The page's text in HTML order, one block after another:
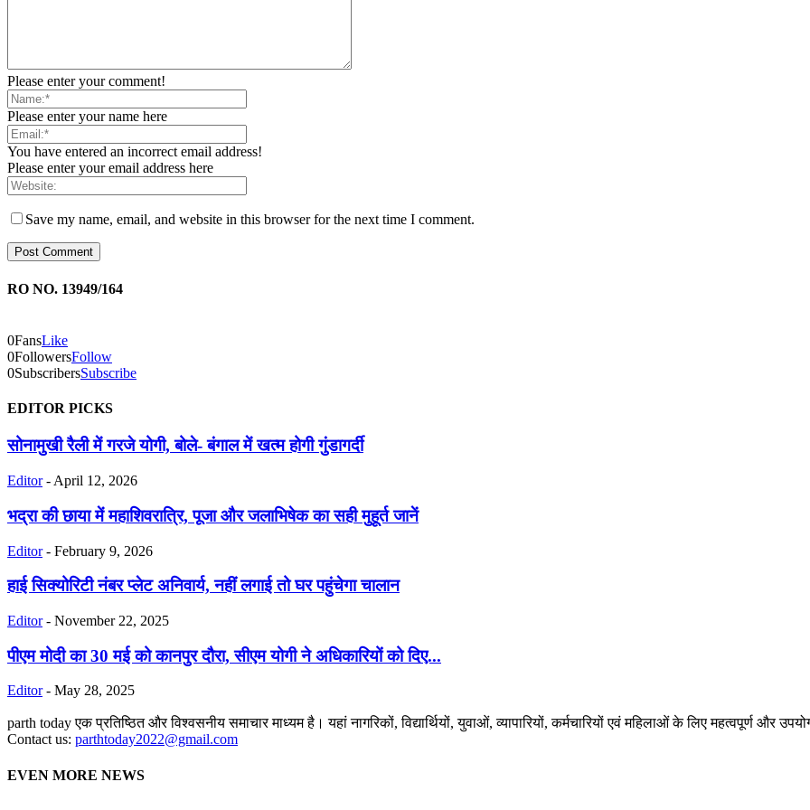
Please enter your comment!
Please enter your name here
You have entered an incorrect email address!
Please enter your email address here
Save my name, email, and website in this browser for the next time I comment.
RO NO. 13949/164
0FansLike
0FollowersFollow
0SubscribersSubscribe
EDITOR PICKS
सोनामुखी रैली में गरजे योगी, बोले- बंगाल में खत्म होगी गुंडागर्दी
Editor - April 12, 2026
भद्रा की छाया में महाशिवरात्रि, पूजा और जलाभिषेक का सही मुहूर्त जानें
Editor - February 9, 2026
हाई सिक्योरिटी नंबर प्लेट अनिवार्य, नहीं लगाई तो घर पहुंचेगा चालान
Editor - November 22, 2025
पीएम मोदी का 30 मई को कानपुर दौरा, सीएम योगी ने अधिकारियों को दिए...
Editor - May 28, 2025
parth today एक प्रतिष्ठित और विश्वसनीय समाचार माध्यम है। यहां नागरिकों, विद्यार्थियों, युवाओं, व्यापारियों, कर्मचारियों एवं महिलाओं के लिए महत्वपूर्ण और
Contact us: parthtoday2022@gmail.com
EVEN MORE NEWS